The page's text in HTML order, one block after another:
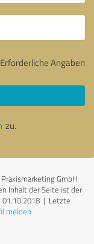
Angaben
zu.
GmbH
Inhalt der Seite ist der
| Letzte
melden